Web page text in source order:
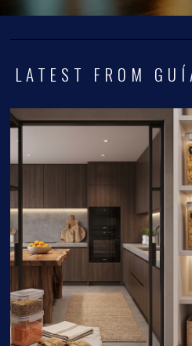
LATEST FROM